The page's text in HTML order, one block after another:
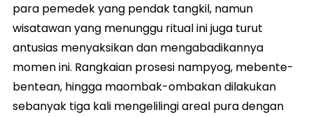
para pemedek yang pendak tangkil, namun
wisatawan yang menunggu ritual ini juga turut
antusias menyaksikan dan mengabadikannya
momen ini. Rangkaian prosesi nampyog, mebente-
bentean, hingga maombak-ombakan dilakukan
sebanyak tiga kali mengelilingi areal pura dengan